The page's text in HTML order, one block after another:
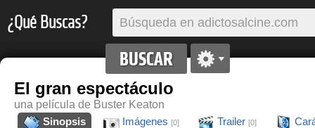
¿Qué Buscas?
El gran espectáculo
una película de Buster Keaton
Sinopsis
Imágenes [0] Trailer [0]